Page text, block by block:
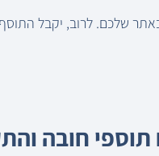
שלכם. לרוב, יקבל
תוספי חובה